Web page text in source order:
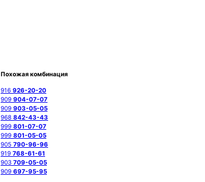
Похожая комбинация
916 926-20-20
909 904-07-07
909 903-05-05
968 842-43-43
999 801-07-07
999 801-05-05
905 790-96-96
919 768-61-61
903 709-05-05
909 697-95-95